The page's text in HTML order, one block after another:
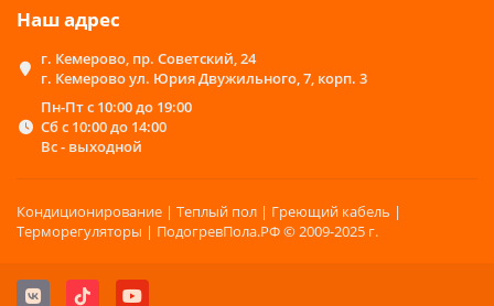
Такое решение позволяет предотвратить серьезные
Как работают краны с
электроприводом
Принцип работы системы достаточно прост.
Контроллер отправляет команду на электропривод.
Кран автоматически перекрывает холодное и горячее
Подача воды прекращается до устранения причины
аварии.
Наш адрес
г. Кемерово, пр. Советский, 24
г. Кемерово ул. Юрия Двужильного, 7, корп. 3
Пн-Пт с 10:00 до 19:00
Сб с 10:00 до 14:00
Вс - выходной
Кондиционирование | Теплый пол | Греющий кабель |
Терморегуляторы | ПодогревПола.РФ © 2009-2025 г.